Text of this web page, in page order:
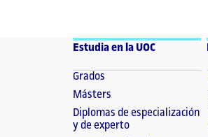
Estudia en la UOC
Grados
Másters
Diplomas de especialización
y de experto